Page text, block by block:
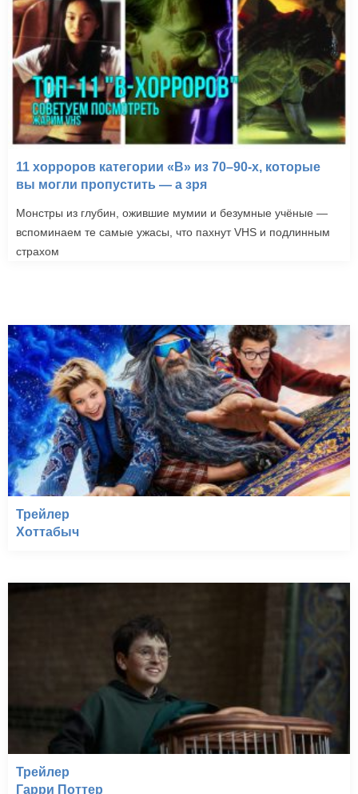
11 хорроров категории «B» из 70–90-х, которые
вы могли пропустить — а зря
Монстры из глубин, ожившие мумии и безумные учёные —
вспоминаем те самые ужасы, что пахнут VHS и подлинным
страхом
Трейлер
Хоттабыч
Трейлер
Гарри Поттер